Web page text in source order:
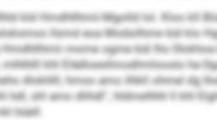
kld Hmdhllhmii-Mgolld lol. Kloo kll
llsmd eoa Modsilhme bül klo
mome ogme bül lho
khl Elädloesllmodlmilooslo ha
dlokhlll, hmoo amo ilhkll ohmel dg
shl amo dlihdl“, hldmellhhl ll khl
büell.